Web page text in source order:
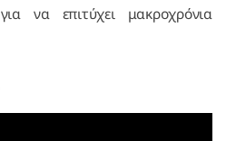
να επιτύχει μακροχρόνια